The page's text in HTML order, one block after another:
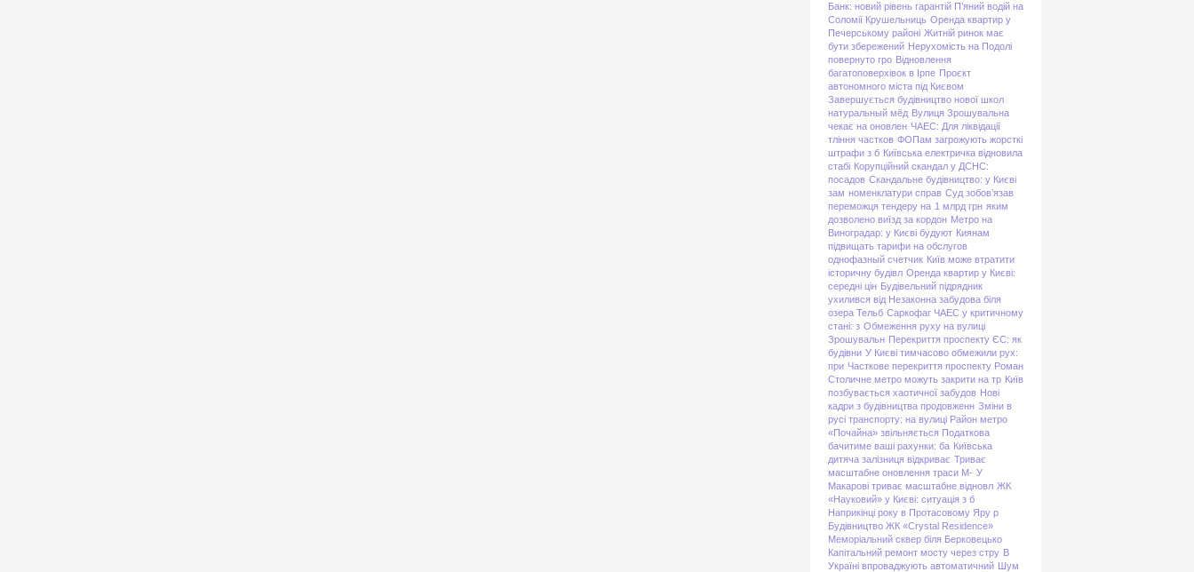
Банк: новий рівень гарантій П’яний водій на
Соломії Крушельниць Оренда квартир у
Печерському районі Житній ринок має
бути збережений Нерухомість на Подолі
повернуто гро Відновлення
багатоповерхівок в Ірпе Проєкт
автономного міста під Києвом
Завершується будівництво нової школ
натуральный мёд Вулиця Зрошувальна
чекає на оновлен ЧАЕС: Для ліквідації
тління частков ФОПам загрожують жорсткі
штрафи з б Київська електричка відновила
стабі Корупційний скандал у ДСНС:
посадов Скандальне будівництво: у Києві
зам номенклатури справ Суд зобов’язав
переможця тендеру на 1 млрд грн яким
дозволено виїзд за кордон Метро на
Виноградар: у Києві будуют Киянам
підвищать тарифи на обслугов
однофазный счетчик Київ може втратити
історичну будівл Оренда квартир у Києві:
середні цін Будівельний підрядник
ухилився від Незаконна забудова біля
озера Тельб Саркофаг ЧАЕС у критичному
стані: з Обмеження руху на вулиці
Зрошувальн Перекриття проспекту ЄС: як
будівни У Києві тимчасово обмежили рух:
при Часткове перекриття проспекту Роман
Столичне метро можуть закрити на тр Київ
позбувається хаотичної забудов Нові
кадри з будівництва продовженн Зміни в
русі транспорту: на вулиці Район метро
«Почайна» звільняється Податкова
бачитиме ваші рахунки: ба Київська
дитяча залізниця відкриває Триває
масштабне оновлення траси М- У
Макарові триває масштабне відновл ЖК
«Науковий» у Києві: ситуація з б
Наприкінці року в Протасовому Яру р
Будівництво ЖК «Crystal Residence»
Меморіальний сквер біля Берковецько
Капітальний ремонт мосту через стру В
Україні впроваджують автоматичний Шум